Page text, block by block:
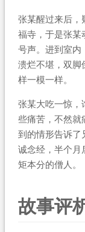
张某醒过来后，
福寺，于是张某
号声。进到室内
溃烂不堪，双脚
样一模一样。
张某大吃一惊，
些痛苦，不然就
到的情形告诉了
诚念经，半个月
矩本分的僧人。
故事评